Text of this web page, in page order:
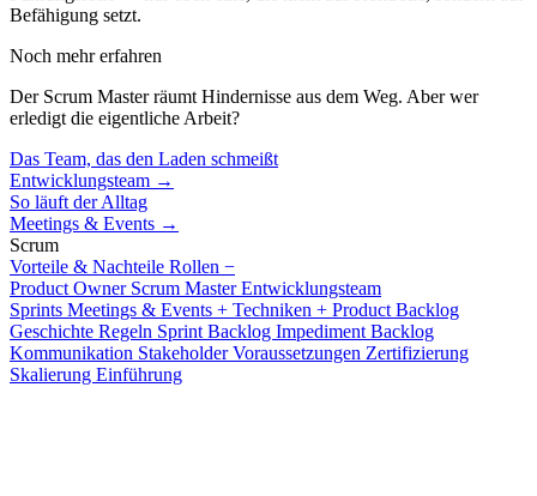
Befähigung setzt.
Noch mehr erfahren
Der Scrum Master räumt Hindernisse aus dem Weg. Aber wer
erledigt die eigentliche Arbeit?
Das Team, das den Laden schmeißt
Entwicklungsteam →
So läuft der Alltag
Meetings & Events →
Scrum
Vorteile & Nachteile Rollen −
Product Owner Scrum MasterEntwicklungsteam
Sprints Meetings & Events + Techniken + Product Backlog
Geschichte Regeln Sprint Backlog Impediment Backlog
Kommunikation StakeholderVoraussetzungen Zertifizierung
Skalierung Einführung